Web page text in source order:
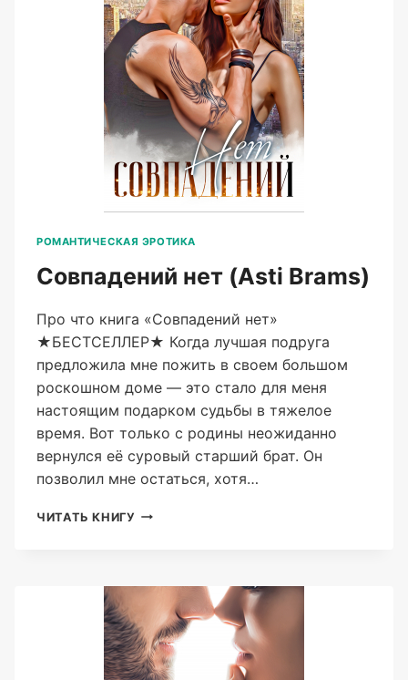
РОМАНТИЧЕСКАЯ ЭРОТИКА
Совпадений нет (Asti Brams)
Про что книга «Совпадений нет»
★БЕСТСЕЛЛЕР★ Когда лучшая подруга
предложила мне пожить в своем большом
роскошном доме — это стало для меня
настоящим подарком судьбы в тяжелое
время. Вот только с родины неожиданно
вернулся её суровый старший брат. Он
позволил мне остаться, хотя…
ЧИТАТЬ КНИГУ СОВПАДЕНИЙ